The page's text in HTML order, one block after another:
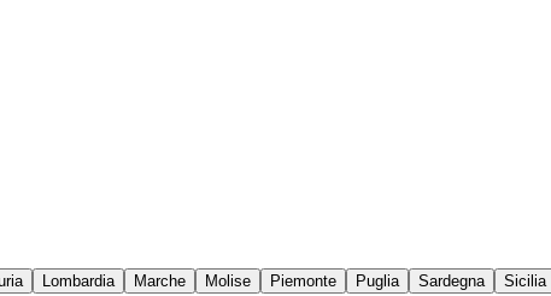
Lombardia Marche Molise Piemonte Puglia Sardegna Sicilia